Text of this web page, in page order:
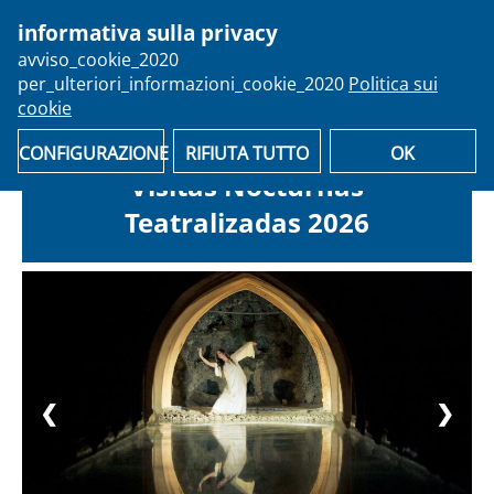
informativa sulla privacy
avviso_cookie_2020
per_ulteriori_informazioni_cookie_2020 Politica sui
cookie
CONFIGURAZIONE
RIFIUTA TUTTO OK
person
emailRecupera il tuo bigliettoDomande frequenti
Visitas Nocturnas
Teatralizadas 2026
❮ ❯